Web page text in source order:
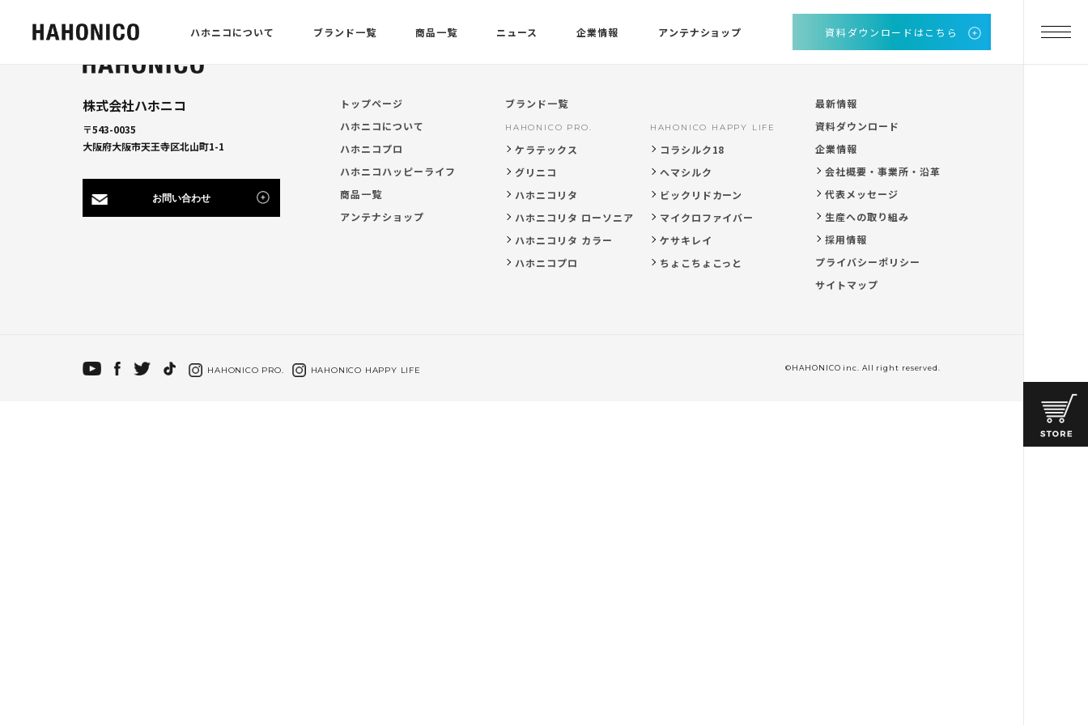
ハホニコについて ブランド一覧 商品一覧 ニュース 企業情報 アンテナショップ 資料ダウンロードはこちら
株式会社ハホニコ
〒543-0035
大阪府大阪市天王寺区北山町1-1
お問い合わせ
トップページ
ハホニコについて
ハホニコプロ
ハホニコハッピーライフ
商品一覧
アンテナショップ
ブランド一覧
HAHONICO PRO.
ケラテックス
グリニコ
ハホニコリタ
ハホニコリタ ローソニア
ハホニコリタ カラー
ハホニコプロ
HAHONICO HAPPY LIFE
コラシルク18
ヘマシルク
ビックリドカーン
マイクロファイバー
ケサキレイ
ちょこちょこっと
最新情報
資料ダウンロード
企業情報
会社概要・事業所・沿革
代表メッセージ
生産への取り組み
採用情報
プライバシーポリシー
サイトマップ
HAHONICO PRO. HAHONICO HAPPY LIFE ©HAHONICO inc. All right reserved.